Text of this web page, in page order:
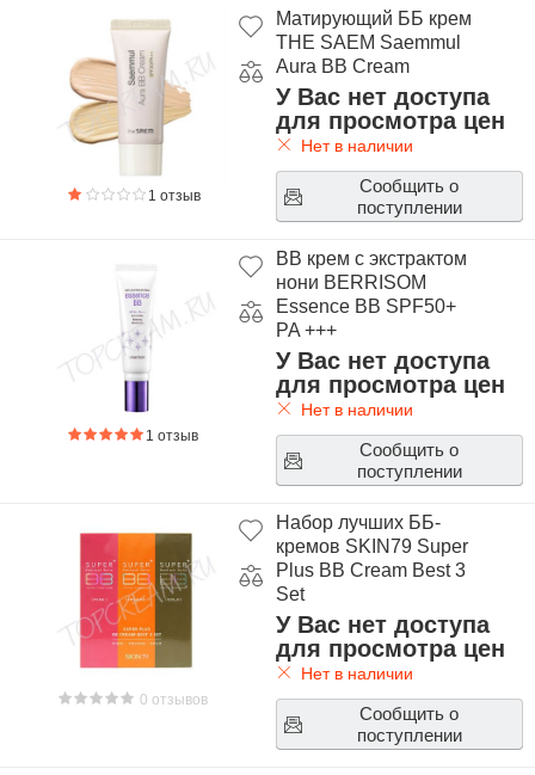
1 отзыв
Матирующий ББ крем
THE SAEM Saemmul
Aura BB Cream
У Вас нет доступа
для просмотра цен
Нет в наличии
Сообщить о
поступлении
1 отзыв
BB крем с экстрактом
нони BERRISOM
Essence BB SPF50+
PA +++
У Вас нет доступа
для просмотра цен
Нет в наличии
Сообщить о
поступлении
0 отзывов
Набор лучших ББ-
кремов SKIN79 Super
Plus BB Cream Best 3
Set
У Вас нет доступа
для просмотра цен
Нет в наличии
Сообщить о
поступлении